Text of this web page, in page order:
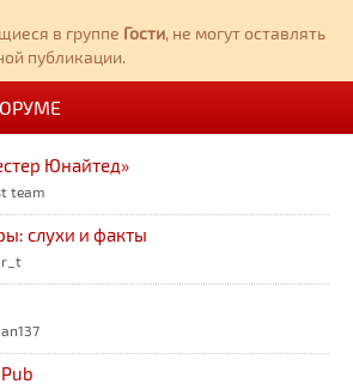
в группе Гости, не могут оставлять
публикации.
Юнайтед»
team
слухи и факты